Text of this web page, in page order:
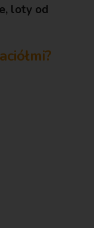
loty od